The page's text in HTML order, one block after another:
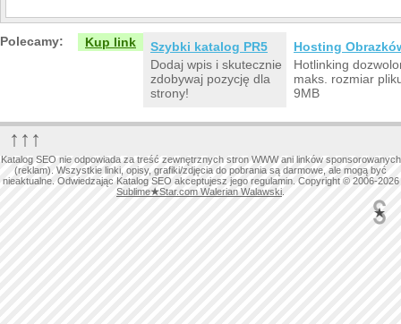
Polecamy: Kup link
Szybki katalog PR5
Dodaj wpis i skutecznie
zdobywaj pozycję dla
strony!
Hosting
Hotlinking
maks. rozmiar
9MB
↑↑↑
Katalog SEO nie odpowiada za treść zewnętrznych stron WWW ani linków sponsorowanych
(reklam). Wszystkie linki, opisy, grafiki/zdjęcia do pobrania są darmowe, ale mogą być
nieaktualne. Odwiedzając Katalog SEO akceptujesz jego regulamin. Copyright © 2006-2026
Sublime★Star.com Walerian Walawski